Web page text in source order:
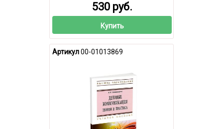
530 руб.
Купить
Артикул00-01013869